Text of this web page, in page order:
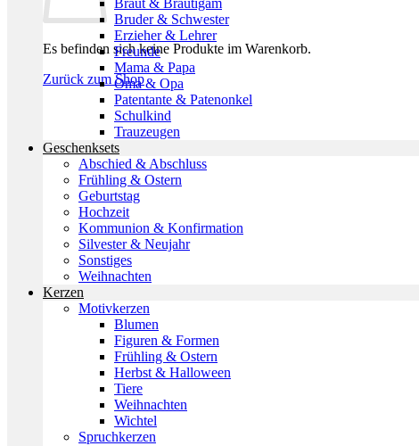
Es befinden sich keine Produkte im Warenkorb.
Zurück zum Shop
Braut & Bräutigam
Bruder & Schwester
Erzieher & Lehrer
Freunde
Mama & Papa
Oma & Opa
Patentante & Patenonkel
Schulkind
Trauzeugen
Geschenksets
Abschied & Abschluss
Frühling & Ostern
Geburtstag
Hochzeit
Kommunion & Konfirmation
Silvester & Neujahr
Sonstiges
Weihnachten
Kerzen
Motivkerzen
Blumen
Figuren & Formen
Frühling & Ostern
Herbst & Halloween
Tiere
Weihnachten
Wichtel
Spruchkerzen